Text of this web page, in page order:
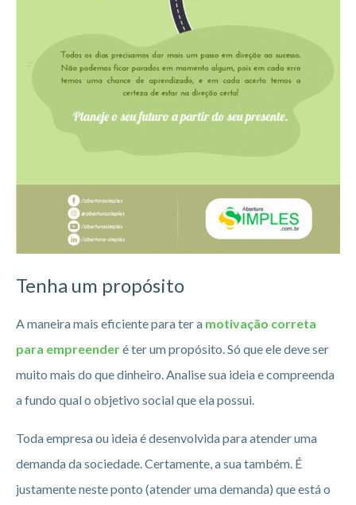
Tenha um propósito
A maneira mais eficiente para ter a motivação correta
para empreenderé ter um propósito. Só que ele deve ser
muito mais do que dinheiro. Analise sua ideia e compreenda
a fundo qual o objetivo social que ela possui.
Toda empresa ou ideia é desenvolvida para atender uma
demanda da sociedade. Certamente, a sua também. É
justamente neste ponto (atender uma demanda) que está o